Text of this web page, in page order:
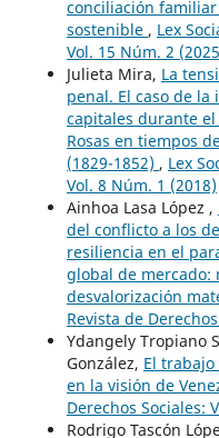
conciliación
sostenible , Lex
Vol. 15 Núm. 2
Julieta Mira, La
penal. El caso de
capitales durante
Rosas en tiempos
(1829-1852) , Lex
Vol. 8 Núm. 1 (2018)
Ainhoa Lasa López ,
del conflicto a los
resiliencia en el
global de mercado:
desvalorización
Revista de
Ydangely Tropiano
González, El
en la visión de
Derechos Sociales:
Rodrigo Tascón